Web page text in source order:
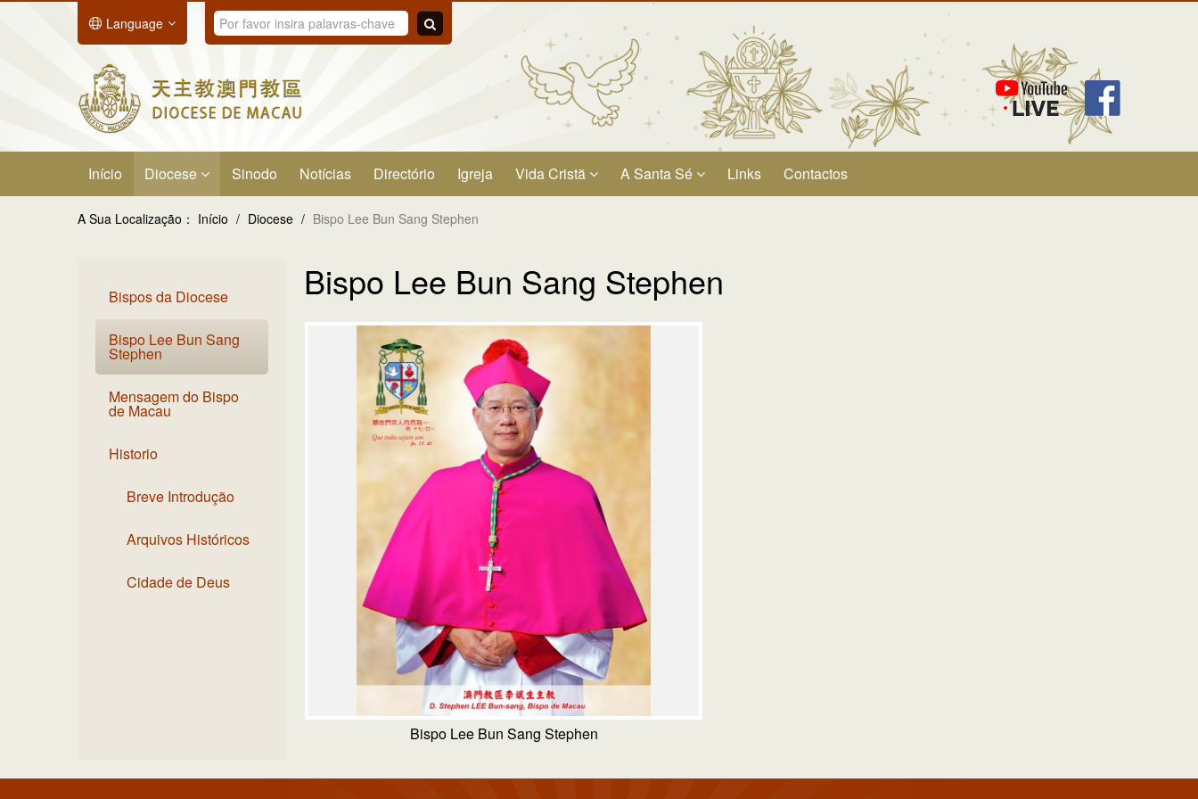
Language
Início Diocese Sinodo Notícias Directório Igreja Vida Cristã A Santa Sé Links Contactos
A Sua Localização： Início / Diocese / Bispo Lee Bun Sang Stephen
Bispos da Diocese
Bispo Lee Bun Sang
Stephen
Mensagem do Bispo
de Macau
Historio
Breve Introdução
Arquivos Históricos
Cidade de Deus
Bispo Lee Bun Sang Stephen
Bispo Lee Bun Sang Stephen